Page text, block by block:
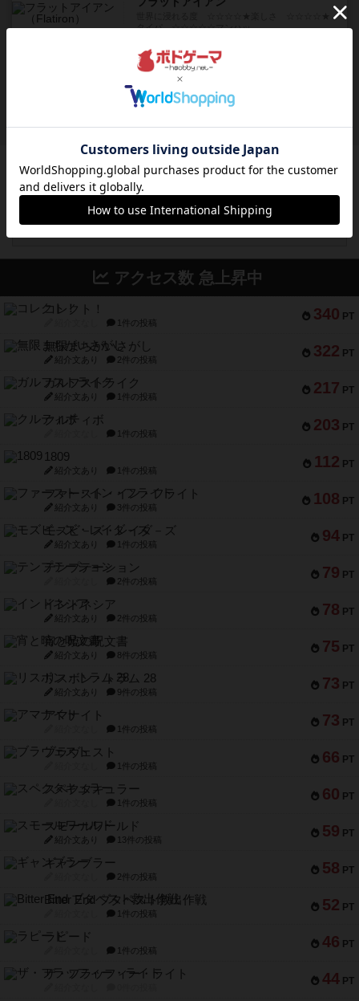
タイパ ☆☆☆☆☆マンハッ...
花火：スターマイン
自分のカードは見えず他のプレイヤーのカードが
見える状態でカードを教えた...
ボドゲーマのアプリ版はこちら
アクセス数 急上昇中
340 PT
コレクト！
1件の投稿
322 PT
無限まちがいさがし
紹介文あり 2件の投稿
217 PT
ガルフストライク
紹介文あり 1件の投稿
203 PT
クルティボ
1件の投稿
112 PT
1809
紹介文あり 1件の投稿
108 PT
ファースト・イン・フライト
紹介文あり 3件の投稿
94 PT
モズビ－ズ・レイダ－ズ
紹介文あり 1件の投稿
79 PT
テンプテーション
2件の投稿
78 PT
インドネシア
紹介文あり 2件の投稿
75 PT
宵と暁の呪文書
紹介文あり 8件の投稿
73 PT
リスボン・トラム 28
紹介文あり 9件の投稿
73 PT
アマナイト
1件の投稿
66 PT
ブラヴェスト
1件の投稿
60 PT
スペクタキュラー
1件の投稿
59 PT
スモールワールド
紹介文あり 13件の投稿
58 PT
ギャンブラー
2件の投稿
52 PT
Bitter End ブタペスト救出作戦
1件の投稿
46 PT
ラピード
1件の投稿
44 PT
ザ・フラッフィー・ライト